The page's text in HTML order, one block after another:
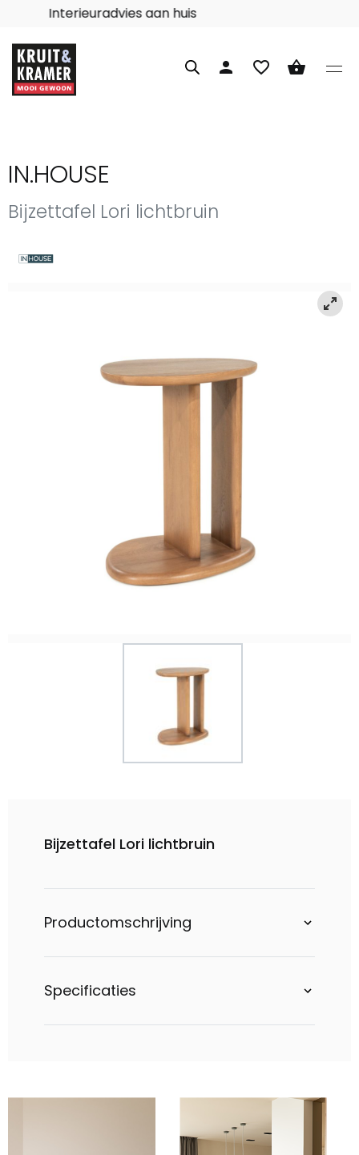
Interieuradvies aan huis
person favorite_border shopping_basket
IN.HOUSE
Bijzettafel Lori lichtbruin
Bijzettafel Lori lichtbruin
Productomschrijving
Specificaties